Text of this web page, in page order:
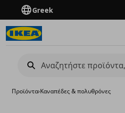
Greek
Προϊόντα›Καναπέδες & πολυθρόνες